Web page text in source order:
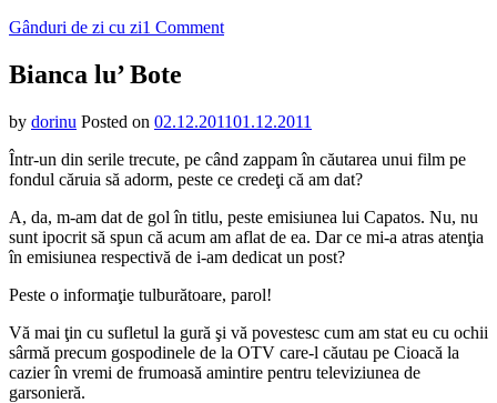
Gânduri de zi cu zi1 Commenton
Bianca lu’ Bote
by dorinu Posted on 02.12.201101.12.2011
Într-un din serile trecute, pe când zappam în căutarea unui film pe
fondul căruia să adorm, peste ce credeţi că am dat?
A, da, m-am dat de gol în titlu, peste emisiunea lui Capatos. Nu, nu
sunt ipocrit să spun că acum am aflat de ea. Dar ce mi-a atras atenţia
în emisiunea respectivă de i-am dedicat un post?
Peste o informaţie tulburătoare, parol!
Vă mai ţin cu sufletul la gură şi vă povestesc cum am stat eu cu ochii
sârmă precum gospodinele de la OTV care-l căutau pe Cioacă la
cazier în vremi de frumoasă amintire pentru televiziunea de
garsonieră.